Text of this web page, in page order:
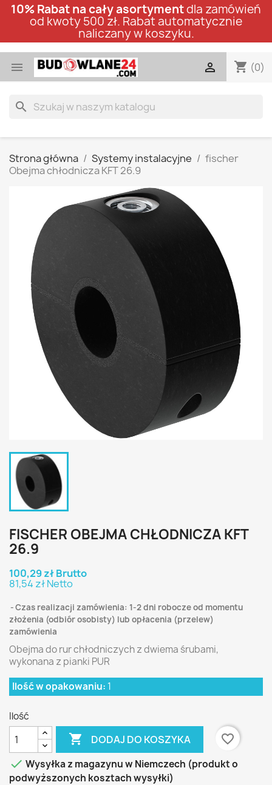
10% Rabat na cały asortymentdla zamówień
od kwoty 500 zł. Rabat automatycznie
naliczany w koszyku.
 shopping_cart (0)

search
Strona główna Systemy instalacyjne
fischer
Obejma chłodnicza KFT 26.9
FISCHER OBEJMA CHŁODNICZA KFT
26.9
100,29 zł Brutto
81,54 zł Netto
Czas realizacji zamówienia: 1-2 dni robocze od momentu
złożenia (odbiór osobisty) lub opłacenia (przelew)
zamówienia
Obejma do rur chłodniczych z dwiema śrubami,
wykonana z pianki PUR
Ilość w opakowaniu: 1
Ilość
 DODAJ DO KOSZYKA
favorite_border
 Wysyłka z magazynu w Niemczech (produkt o
podwyższonych kosztach wysyłki)